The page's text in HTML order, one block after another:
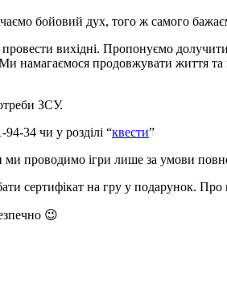
бойовий дух, того ж самого
вихідні. Пропонуємо
намагаємося продовжувати життя
ЗСУ.
34 чи у розділі “квести”
проводимо ігри лише за умови
сертифікат на гру у подарунок. Про
😉